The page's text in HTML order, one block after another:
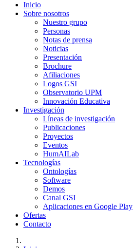
Inicio
Sobre nosotros
Nuestro grupo
Personas
Notas de prensa
Noticias
Presentación
Brochure
Afiliaciones
Logos GSI
Observatorio UPM
Innovación Educativa
Investigación
Líneas de investigación
Publicaciones
Proyectos
Eventos
HumAILab
Tecnologías
Ontologías
Software
Demos
Canal GSI
Aplicaciones en Google Play
Ofertas
Contacto